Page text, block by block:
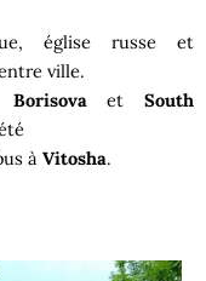
église russe et
ville.
BorisovaetSouth
à Vitosha.